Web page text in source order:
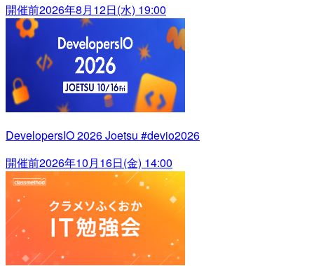
開催前2026年8月12日(水) 19:00
DevelopersIO 2026 Joetsu #devio2026
開催前2026年10月16日(金) 14:00